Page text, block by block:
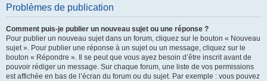
Problèmes de publication
Comment puis-je publier un nouveau sujet ou une réponse ?
Pour publier un nouveau sujet dans un forum, cliquez sur le bouton « Nouveau
sujet ». Pour publier une réponse à un sujet ou un message, cliquez sur le
bouton « Répondre ». Il se peut que vous ayez besoin d’être inscrit avant de
pouvoir rédiger un message. Sur chaque forum, une liste de vos permissions
est affichée en bas de l’écran du forum ou du sujet. Par exemple : vous pouvez